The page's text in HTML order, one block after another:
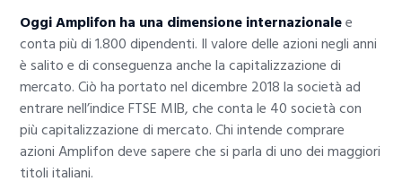
Oggi Amplifon ha una dimensione internazionalee
conta più di 1.800 dipendenti. Il valore delle azioni negli anni
è salito e di conseguenza anche la capitalizzazione di
mercato. Ciò ha portato nel dicembre 2018 la società ad
entrare nell’indice FTSE MIB, che conta le 40 società con
più capitalizzazione di mercato. Chi intende comprare
azioni Amplifon deve sapere che si parla di uno dei maggiori
titoli italiani.